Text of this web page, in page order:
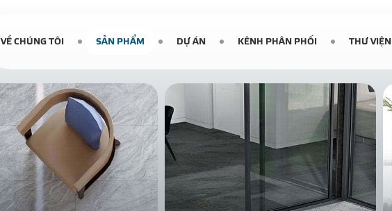
VỀ CHÚNG TÔI SẢN PHẨM DỰ ÁN KÊNH PHÂN PHỐI THƯ VIỆN